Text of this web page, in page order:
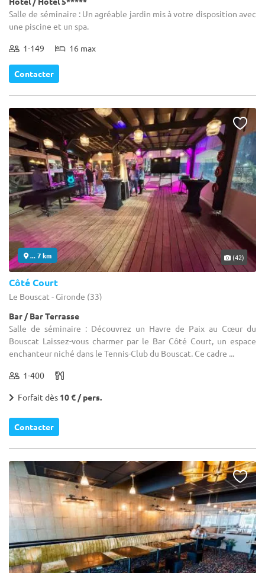
Salle de séminaire : Un agréable jardin mis à votre disposition avec
une piscine et un spa.
1-149 16 max
Contacter
... 7 km (42)
Côté Court
Le Bouscat - Gironde (33)
Bar / Bar Terrasse
Salle de séminaire : Découvrez un Havre de Paix au Cœur du
Bouscat Laissez-vous charmer par le Bar Côté Court, un espace
enchanteur niché dans le Tennis-Club du Bouscat. Ce cadre ...
1-400
Forfait dès 10 € / pers.
Contacter